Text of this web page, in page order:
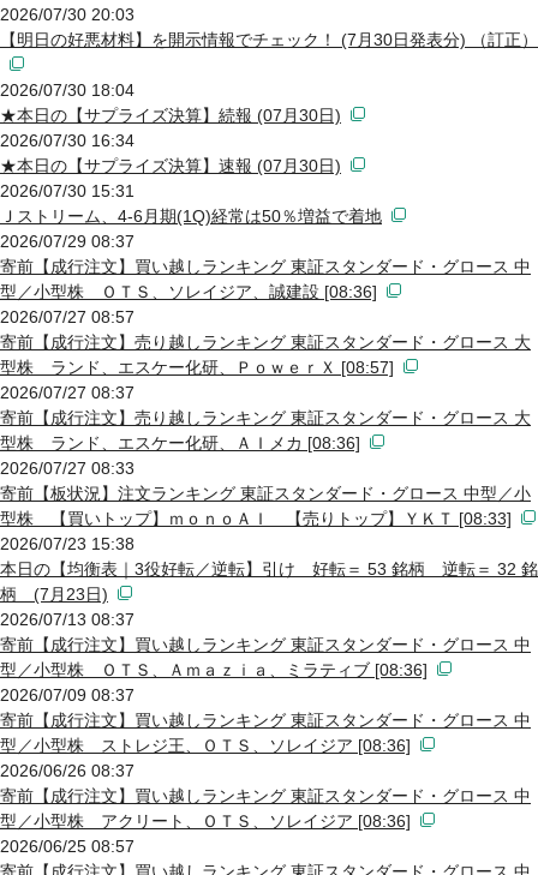
2026/07/30 20:03
【明日の好悪材料】を開示情報でチェック！ (7月30日発表分) （訂正）
2026/07/30 18:04
★本日の【サプライズ決算】続報 (07月30日)
2026/07/30 16:34
★本日の【サプライズ決算】速報 (07月30日)
2026/07/30 15:31
Ｊストリーム、4-6月期(1Q)経常は50％増益で着地
2026/07/29 08:37
寄前【成行注文】買い越しランキング 東証スタンダード・グロース 中
型／小型株 ＯＴＳ、ソレイジア、誠建設 [08:36]
2026/07/27 08:57
寄前【成行注文】売り越しランキング 東証スタンダード・グロース 大
型株 ランド、エスケー化研、ＰｏｗｅｒＸ [08:57]
2026/07/27 08:37
寄前【成行注文】売り越しランキング 東証スタンダード・グロース 大
型株 ランド、エスケー化研、ＡＩメカ [08:36]
2026/07/27 08:33
寄前【板状況】注文ランキング 東証スタンダード・グロース 中型／小
型株 【買いトップ】ｍｏｎｏＡＩ 【売りトップ】ＹＫＴ [08:33]
2026/07/23 15:38
本日の【均衡表｜3役好転／逆転】引け 好転＝ 53 銘柄 逆転＝ 32 銘
柄 (7月23日)
2026/07/13 08:37
寄前【成行注文】買い越しランキング 東証スタンダード・グロース 中
型／小型株 ＯＴＳ、Ａｍａｚｉａ、ミラティブ [08:36]
2026/07/09 08:37
寄前【成行注文】買い越しランキング 東証スタンダード・グロース 中
型／小型株 ストレジ王、ＯＴＳ、ソレイジア [08:36]
2026/06/26 08:37
寄前【成行注文】買い越しランキング 東証スタンダード・グロース 中
型／小型株 アクリート、ＯＴＳ、ソレイジア [08:36]
2026/06/25 08:57